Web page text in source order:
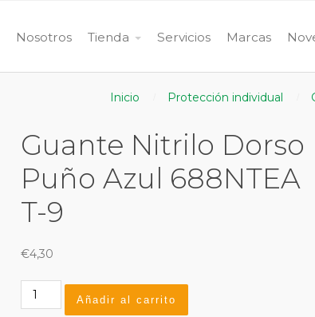
Nosotros Tienda Servicios Marcas
Inicio Protección individual
Guante Nitrilo Dorso
Puño Azul 688NTEA
T-9
€4,30
Guante
Nitrilo
Añadir al carrito